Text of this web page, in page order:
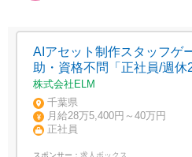
AIアセット制作スタッフゲ
助・資格不問「正社員/週
未経験歓迎
株式会社ELM
千葉県
月給28万5,400円～40万円
正社員
スポンサー： 求人ボックス